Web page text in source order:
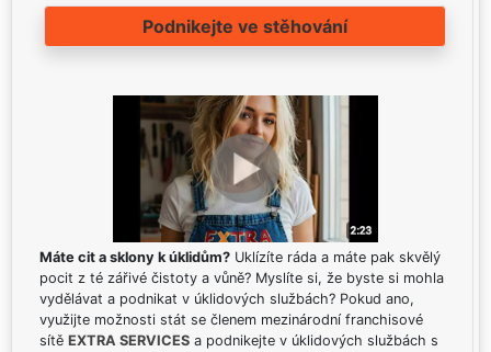
Podnikejte ve stěhování
Máte cit a sklony k úklidům? Uklízíte ráda a máte pak skvělý
pocit z té zářivé čistoty a vůně? Myslíte si, že byste si mohla
vydělávat a podnikat v úklidových službách? Pokud ano,
využijte možnosti stát se členem mezinárodní franchisové
sítě EXTRA SERVICES a podnikejte v úklidových službách s